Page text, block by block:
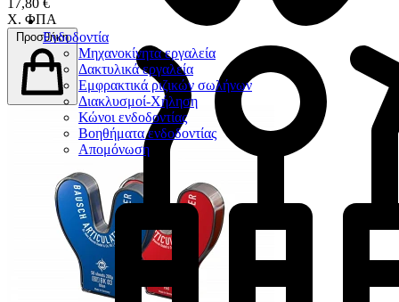
Ενδοδοντία
Μηχανοκίνητα εργαλεία
Δακτυλικά εργαλεία
Εμφρακτικά ριζικών σωλήνων
Διακλυσμοί-Χήληση
Κώνοι ενδοδοντίας
Βοηθήματα ενδοδοντίας
Απομόνωση
17,80 €
Χ. ΦΠΑ
Προσθήκη